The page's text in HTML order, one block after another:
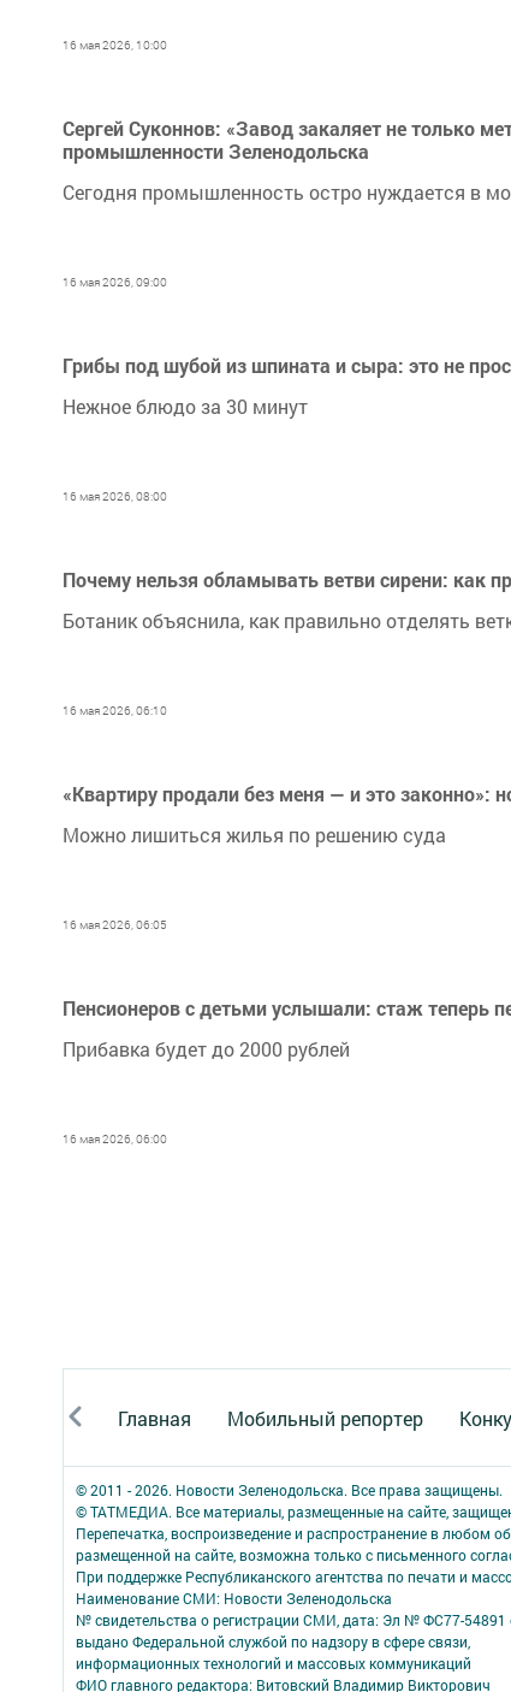
16 мая 2026, 10:00
Сергей Суконнов: «Завод закаляет не только
промышленности Зеленодольска
Сегодня промышленность остро нуждается в
16 мая 2026, 09:00
Грибы под шубой из шпината и сыра: это не
Нежное блюдо за 30 минут
16 мая 2026, 08:00
Почему нельзя обламывать ветви сирени: как
Ботаник объяснила, как правильно отделять
16 мая 2026, 06:10
«Квартиру продали без меня — и это законно»:
Можно лишиться жилья по решению суда
16 мая 2026, 06:05
Пенсионеров с детьми услышали: стаж теперь
Прибавка будет до 2000 рублей
16 мая 2026, 06:00
Главная Мобильный репортер
© 2011 - 2026. Новости Зеленодольска. Все права защищены.
© ТАТМЕДИА. Все материалы, размещенные на сайте,
Перепечатка, воспроизведение и распространение в любом
размещенной на сайте, возможна только с письменного
При поддержке Республиканского агентства по печати и
Наименование СМИ: Новости Зеленодольска
№ свидетельства о регистрации СМИ, дата: Эл № ФС77-54891
выдано Федеральной службой по надзору в сфере связи,
информационных технологий и массовых коммуникаций
ФИО главного редактора: Витовский Владимир Викторович